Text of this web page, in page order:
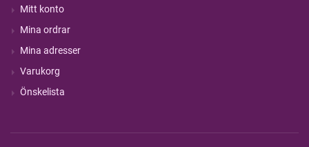
Mitt konto
Mina ordrar
Mina adresser
Varukorg
Önskelista